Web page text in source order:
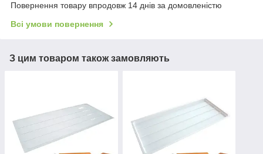
Повернення товару впродовж 14 днів за домовленістю
Всі умови повернення
З цим товаром також замовляють